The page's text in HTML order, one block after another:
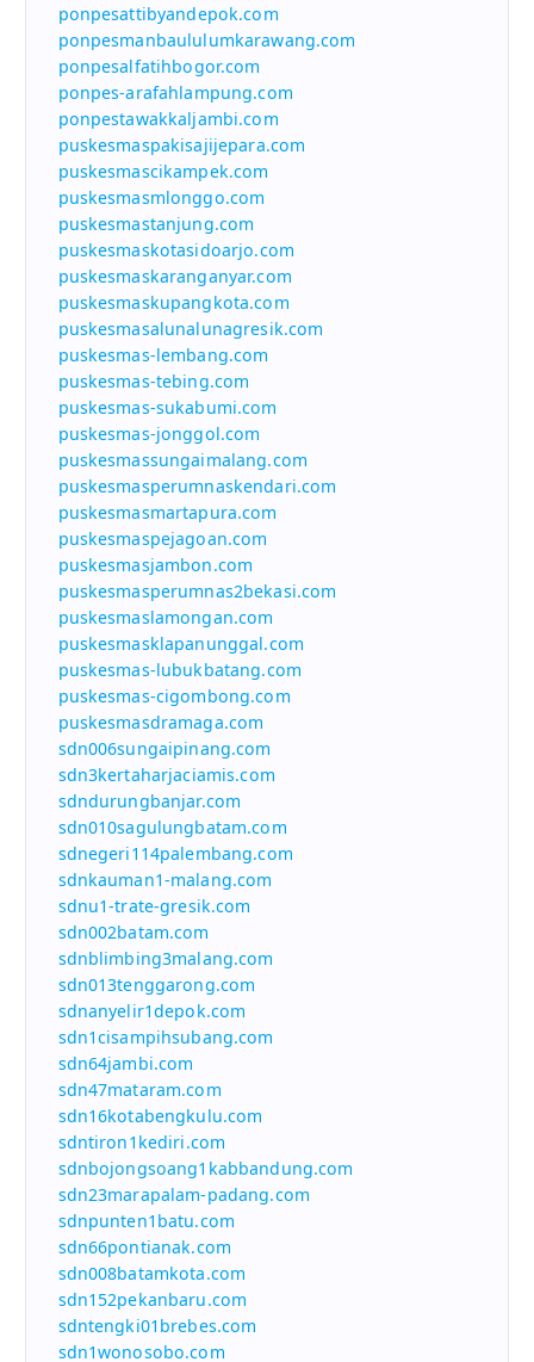
ponpesattibyandepok.com
ponpesmanbaululumkarawang.com
ponpesalfatihbogor.com
ponpes-arafahlampung.com
ponpestawakkaljambi.com
puskesmaspakisajijepara.com
puskesmascikampek.com
puskesmasmlonggo.com
puskesmastanjung.com
puskesmaskotasidoarjo.com
puskesmaskaranganyar.com
puskesmaskupangkota.com
puskesmasalunalunagresik.com
puskesmas-lembang.com
puskesmas-tebing.com
puskesmas-sukabumi.com
puskesmas-jonggol.com
puskesmassungaimalang.com
puskesmasperumnaskendari.com
puskesmasmartapura.com
puskesmaspejagoan.com
puskesmasjambon.com
puskesmasperumnas2bekasi.com
puskesmaslamongan.com
puskesmasklapanunggal.com
puskesmas-lubukbatang.com
puskesmas-cigombong.com
puskesmasdramaga.com
sdn006sungaipinang.com
sdn3kertaharjaciamis.com
sdndurungbanjar.com
sdn010sagulungbatam.com
sdnegeri114palembang.com
sdnkauman1-malang.com
sdnu1-trate-gresik.com
sdn002batam.com
sdnblimbing3malang.com
sdn013tenggarong.com
sdnanyelir1depok.com
sdn1cisampihsubang.com
sdn64jambi.com
sdn47mataram.com
sdn16kotabengkulu.com
sdntiron1kediri.com
sdnbojongsoang1kabbandung.com
sdn23marapalam-padang.com
sdnpunten1batu.com
sdn66pontianak.com
sdn008batamkota.com
sdn152pekanbaru.com
sdntengki01brebes.com
sdn1wonosobo.com